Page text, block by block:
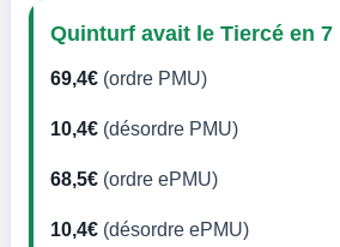
Quinturf avait le Tiercé en 7
69,4€ (ordre PMU)
10,4€ (désordre PMU)
68,5€ (ordre ePMU)
10,4€ (désordre ePMU)